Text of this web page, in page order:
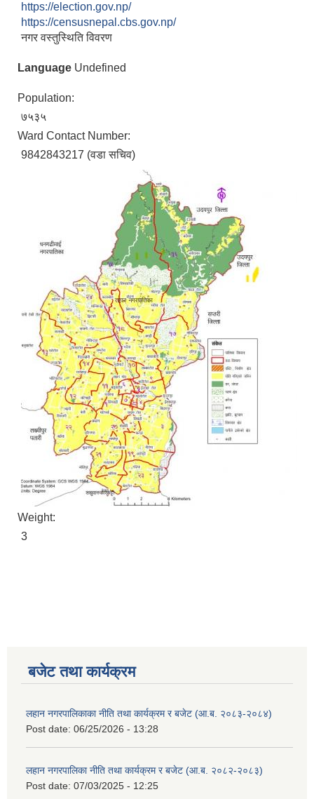
https://election.gov.np/
https://censusnepal.cbs.gov.np/
नगर वस्तुस्थिति विवरण
Language Undefined
Population:
७५३५
Ward Contact Number:
9842843217 (वडा सचिव)
Weight:
3
बजेट तथा कार्यक्रम
लहान नगरपालिकाका नीति तथा कार्यक्रम र बजेट (आ.ब. २०८३-२०८४)
Post date: 06/25/2026 - 13:28
लहान नगरपालिका नीति तथा कार्यक्रम र बजेट (आ.ब. २०८२-२०८३)
Post date: 07/03/2025 - 12:25